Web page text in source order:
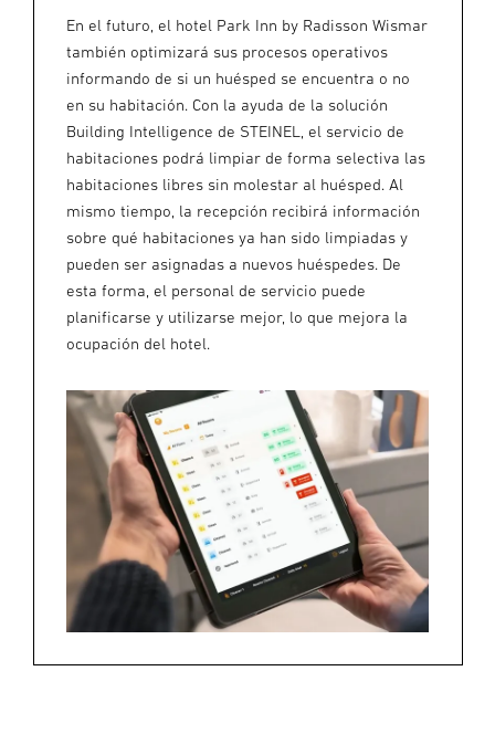
En el futuro, el hotel Park Inn by Radisson Wismar
también optimizará sus procesos operativos
informando de si un huésped se encuentra o no
en su habitación. Con la ayuda de la solución
Building Intelligence de STEINEL, el servicio de
habitaciones podrá limpiar de forma selectiva las
habitaciones libres sin molestar al huésped. Al
mismo tiempo, la recepción recibirá información
sobre qué habitaciones ya han sido limpiadas y
pueden ser asignadas a nuevos huéspedes. De
esta forma, el personal de servicio puede
planificarse y utilizarse mejor, lo que mejora la
ocupación del hotel.